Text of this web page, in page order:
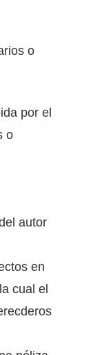
o
por el
o
autor
en
cual el